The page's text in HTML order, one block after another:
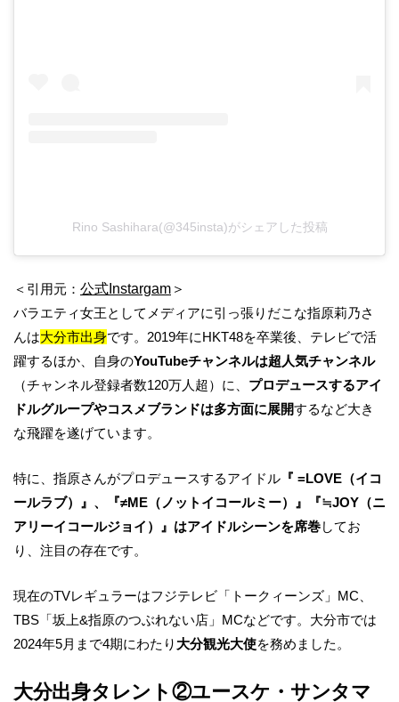
Rino Sashihara(@345insta)がシェアした投稿
＜引用元： 公式Instargam ＞
バラエティ女王としてメディアに引っ張りだこな指原莉乃さ
んは大分市出身です。2019年にHKT48を卒業後、テレビで活
躍するほか、自身のYouTubeチャンネルは超人気チャンネル
（チャンネル登録者数120万人超）に、 プロデュースするアイ
ドルグループやコスメブランドは多方面に展開するなど大き
な飛躍を遂げています。
特に、指原さんがプロデュースするアイドル 『 =LOVE（イコ
ールラブ）』、『≠ME（ノットイコールミー）』『≒JOY（ニ
アリーイコールジョイ）』はアイドルシーンを席巻してお
り、注目の存在です。
現在のTVレギュラーはフジテレビ「トークィーンズ」MC、
TBS「坂上&指原のつぶれない店」MCなどです。大分市では
2024年5月まで4期にわたり 大分観光大使を務めました。
大分出身タレント②ユースケ・サンタマ